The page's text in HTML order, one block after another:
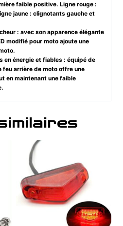
faible positive. Ligne rouge :
jaune : clignotants gauche et
: avec son apparence élégante
modifié pour moto ajoute une
en énergie et fiables : équipé de
feu arrière de moto offre une
en maintenant une faible